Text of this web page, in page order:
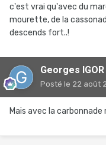
c'est vrai qu'avec du
mourette, de la
descends fort..!
Georges IGOR
Posté le 22 août
Mais avec la